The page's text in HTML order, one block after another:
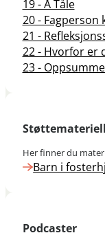
19 - Å Tåle
20 -
21 -
22 - Hvorfor er
23 -
Støttemateriell
Her finner du
Barn i
Podcaster